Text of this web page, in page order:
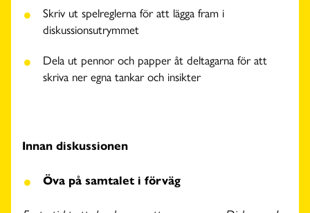
Skriv ut spelreglerna för att lägga fram i
diskussionsutrymmet
Dela ut pennor och papper åt deltagarna för att
skriva ner egna tankar och insikter
Innan diskussionen
Öva på samtalet i förväg